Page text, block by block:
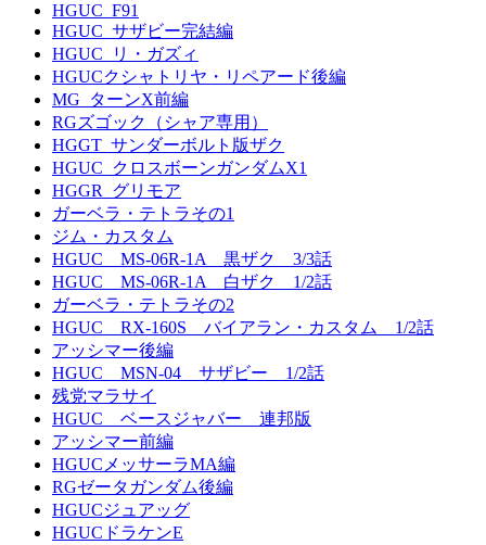
HGUC_F91
HGUC_サザビー完結編
HGUC_リ・ガズィ
HGUCクシャトリヤ・リペアード後編
MG_ターンX前編
RGズゴック（シャア専用）
HGGT_サンダーボルト版ザク
HGUC_クロスボーンガンダムX1
HGGR_グリモア
ガーベラ・テトラその1
ジム・カスタム
HGUC MS-06R-1A 黒ザク 3/3話
HGUC MS-06R-1A 白ザク 1/2話
ガーベラ・テトラその2
HGUC RX-160S バイアラン・カスタム 1/2話
アッシマー後編
HGUC MSN-04 サザビー 1/2話
残党マラサイ
HGUC ベースジャバー 連邦版
アッシマー前編
HGUCメッサーラMA編
RGゼータガンダム後編
HGUCジュアッグ
HGUCドラケンE